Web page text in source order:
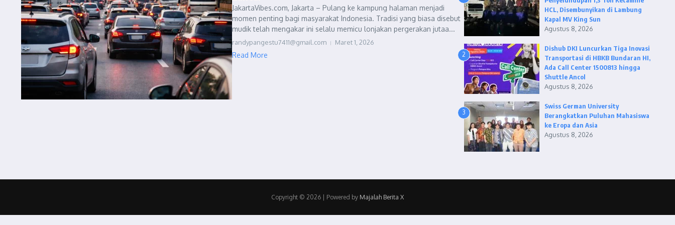
JakartaVibes.com, Jakarta – Pulang ke kampung halaman menjadi
momen penting bagi masyarakat Indonesia. Tradisi yang biasa disebut
mudik telah mengakar ini selalu memicu lonjakan pergerakan jutaa...
randypangestu7411@gmail.com Maret 1, 2026
Read More
HCL, Disembunyikan di Lambung
Kapal MV King Sun
Agustus 8, 2026
2
Dishub DKI Luncurkan Tiga Inovasi
Transportasi di HBKB Bundaran HI,
Ada Call Center 1500813 hingga
Shuttle Ancol
Agustus 8, 2026
3
Swiss German University
Berangkatkan Puluhan Mahasiswa
ke Eropa dan Asia
Agustus 8, 2026
Copyright © 2026 | Powered by Majalah Berita X